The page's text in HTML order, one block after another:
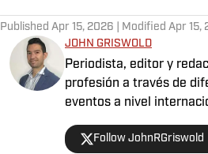
Published Apr 15, 2026 | Modified Apr 15,
JOHN GRISWOLD
Periodista, editor y
profesión a través de
eventos a nivel
lado la F1, el boxeo y la UFC. En definitiva, tener la oportunidad de
Follow JohnRGriswold